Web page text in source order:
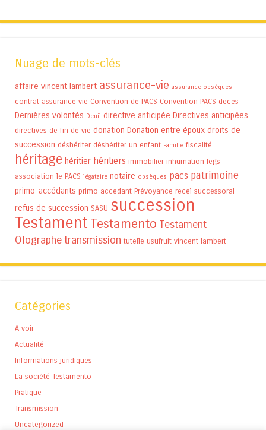
Nuage de mots-clés
affaire vincent lambert assurance-vie assurance obsèques
contrat assurance vie Convention de PACS Convention PACS deces
Dernières volontés Deuil directive anticipée Directives anticipées
directives de fin de vie donation Donation entre époux droits de
succession déshériter déshériter un enfant Famille fiscalité
héritage héritier héritiers immobilier inhumation legs
association le PACS légataire notaire obsèques pacs patrimoine
primo-accédants primo accedant Prévoyance recel successoral
refus de succession SASU succession
Testament Testamento Testament
Olographetransmission tutelle usufruit vincent lambert
Catégories
A voir
Actualité
Informations juridiques
La société Testamento
Pratique
Transmission
Uncategorized